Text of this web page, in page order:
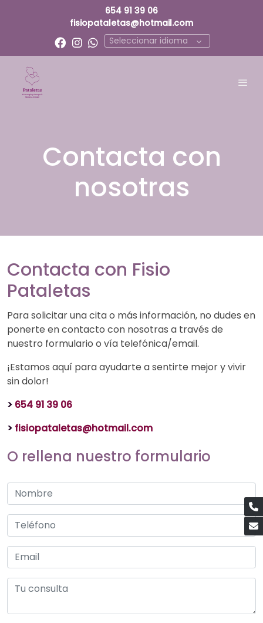
654 91 39 06
fisiopataletas@hotmail.com
Seleccionar idioma
Contacta con
nosotras
Contacta con Fisio
Pataletas
Para solicitar una cita o más información, no dudes en
ponerte en contacto con nosotras a través de
nuestro formulario o vía telefónica/email.
¡Estamos aquí para ayudarte a sentirte mejor y vivir
sin dolor!
> 654 91 39 06
> fisiopataletas@hotmail.com
O rellena nuestro formulario